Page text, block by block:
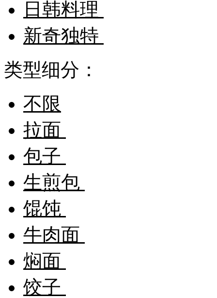
日韩料理
新奇独特
类型细分：
不限
拉面
包子
生煎包
馄饨
牛肉面
焖面
饺子